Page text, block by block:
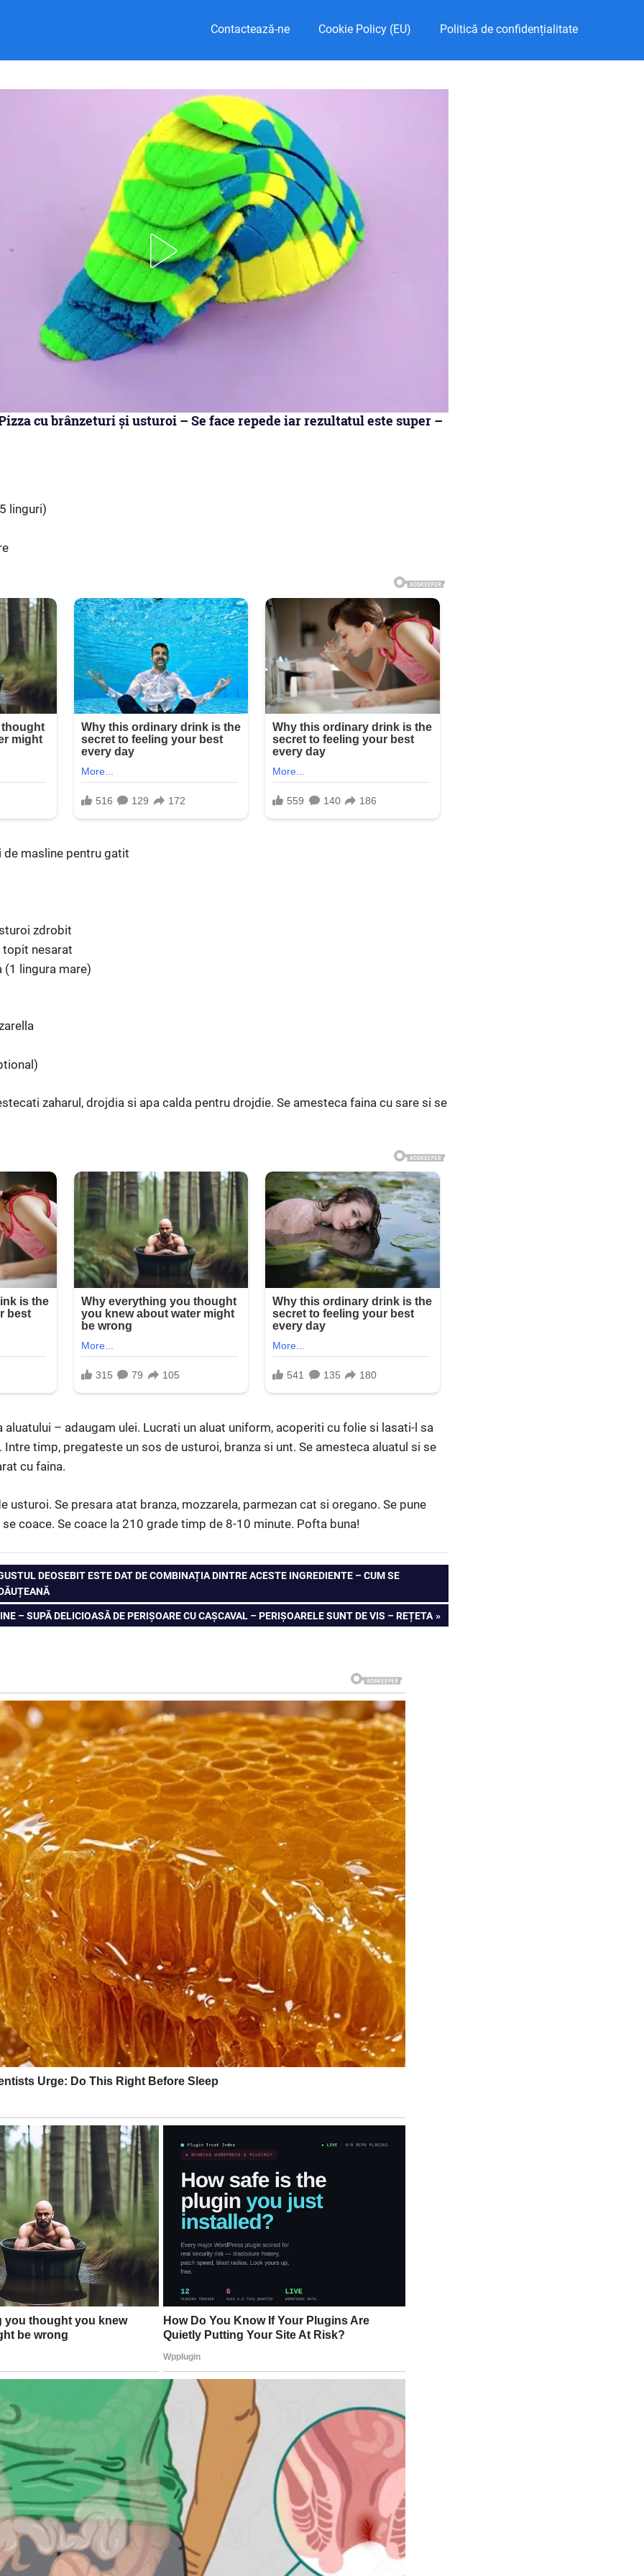
Contactează-ne Cookie Policy (EU) Politică de confidențialitate
cu brânzeturi și usturoi – Se face repede iar rezultatul este super –
linguri)
masline pentru gatit
zdrobit
topit nesarat
(1 lingura mare)
zaharul, drojdia si apa calda pentru drojdie. Se amesteca faina cu sare si se
aluatului – adaugam ulei. Lucrati un aluat uniform, acoperiti cu folie si lasati-l sa
timp, pregateste un sos de usturoi, branza si unt. Se amesteca aluatul si se
cu faina.
usturoi. Se presara atat branza, mozzarela, parmezan cat si oregano. Se pune
coace. Se coace la 210 grade timp de 8-10 minute. Pofta buna!
DEOSEBIT ESTE DAT DE COMBINAȚIA DINTRE ACESTE INGREDIENTE – CUM SE
– SUPĂ DELICIOASĂ DE PERIȘOARE CU CAȘCAVAL – PERIȘOARELE SUNT DE VIS – REȚETA